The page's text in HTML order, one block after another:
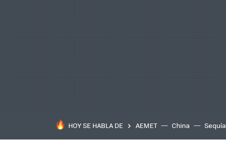
HOY SE HABLA DE AEMET China Sequía